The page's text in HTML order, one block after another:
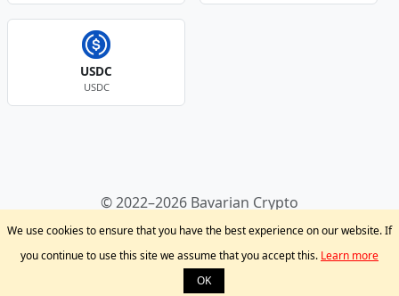
USDC
USDC
© 2022–2026 Bavarian Crypto
Kryptowährungen
Privacy Policy
Disclaimer
Krypto Blog
Support
We use cookies to ensure that you have the best experience on our website. If
you continue to use this site we assume that you accept this. Learn more
OK